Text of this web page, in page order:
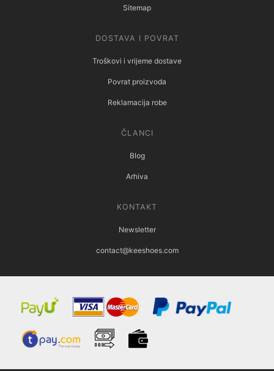
Sitemap
DOSTAVA I POVRAT
Troškovi i vrijeme dostave
Povrat proizvoda
Reklamacija robe
ČLANCI
Blog
Arhiva
KONTAKT
Newsletter
contact@keeshoes.com